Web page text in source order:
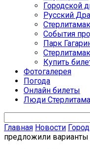
Городской
Русский
События
Парк
Купить
Фотогалерея
Погода
Онлайн билеты
Люди
Главная Новости Город
предложили